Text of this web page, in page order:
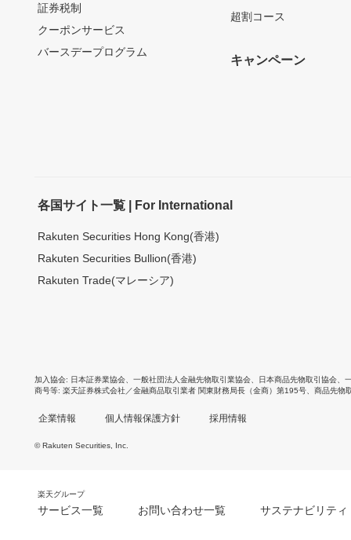
証券税制
クーポンサービス
バースデープログラム
超割コース
キャンペーン
各国サイト一覧 | For International
Rakuten Securities Hong Kong(香港)
Rakuten Securities Bullion(香港)
Rakuten Trade(マレーシア)
加入協会 日本証券業協会 一般社団法人金融先物取引業協会 日本商品先物取引協会
商号等 楽天証券株式会社／金融商品取引業者 関東財務局長（金商）第195号、商品先物
企業情報 個人情報保護方針 採用情報
© Rakuten Securities, Inc.
楽天グループ
サービス一覧 お問い合わせ一覧 サステナビリティ